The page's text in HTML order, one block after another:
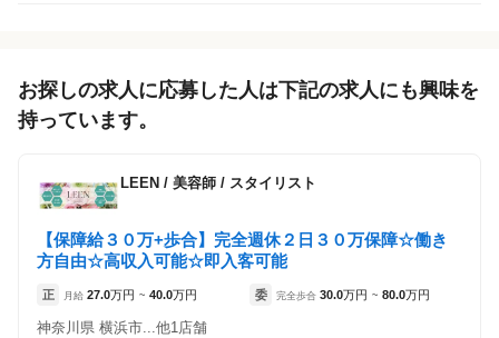
Mauloa hair salon
（神奈川県横浜市:横浜駅 徒歩 5分 ）
「アルバイト・パート」を募集している店舗
正社員
アルバイト・
お探しの求人に応募した人は下記の求人にも興味を
持っています。
LEEN / 美容師 / スタイリスト
【保障給３０万+歩合】完全週休２日３０万保障☆働き
方自由☆高収入可能☆即入客可能
正 月給 27.0万円 ~ 40.0万円 委 完全歩合 30.0万円 ~ 80.0万円
神奈川県 横浜市...他1店舗